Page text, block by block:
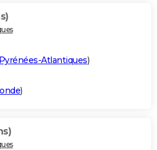
Atlantiques)
)